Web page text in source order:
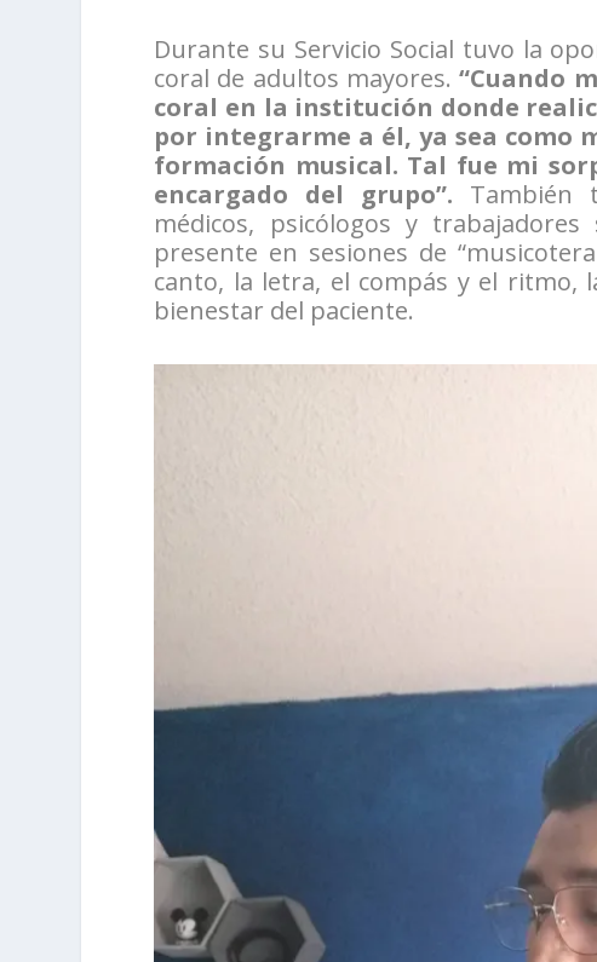
Durante su Servicio Social tuvo la
coral de adultos mayores.“Cuando
coral en la institución donde
por integrarme a él, ya sea como
formación musical. Tal fue mi
encargado del grupo”. También
médicos, psicólogos y
presente en sesiones de
canto, la letra, el compás y el ritmo,
bienestar del paciente.